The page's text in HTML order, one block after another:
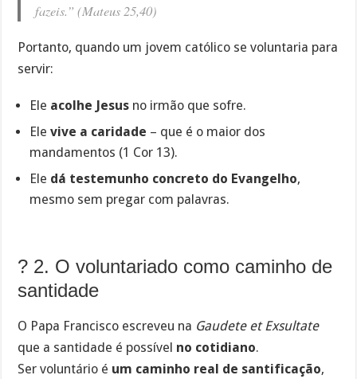
fazeis.” (Mateus 25,40)
Portanto, quando um jovem católico se voluntaria para
servir:
Ele acolhe Jesus no irmão que sofre.
Elevive a caridade – que é o maior dos
mandamentos (1 Cor 13).
Ele dá testemunho concreto do Evangelho,
mesmo sem pregar com palavras.
? 2. O voluntariado como caminho de
santidade
O Papa Francisco escreveu na Gaudete et Exsultate
que a santidade é possível no cotidiano.
Ser voluntário é um caminho real de santificação,